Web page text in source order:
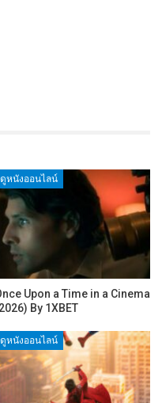
ดูหนังออนไลน์
Upon a Time in a Cinema
By 1XBET
ดูหนังออนไลน์